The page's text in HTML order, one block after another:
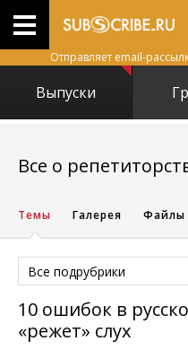
Отправляет email-
Выпуски
Все о
Темы Галерея Файлы
Все подрубрики
10 ошибок в
«режет» слух